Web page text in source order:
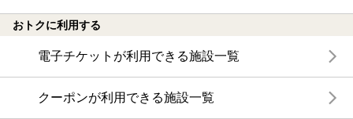
おトクに利用する
電子チケットが利用できる施設一覧
クーポンが利用できる施設一覧